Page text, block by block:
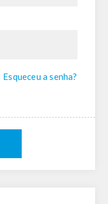
Esqueceu a senha?